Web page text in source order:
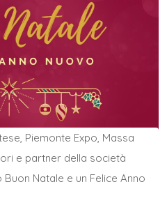
, Piemonte Expo, Massa
e partner della società
Natale e un Felice Anno